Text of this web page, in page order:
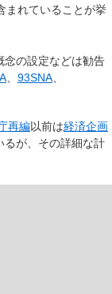
まれていることが挙
念の設定などは勧告
93SNA
再編以前は経済企画
るが、その詳細な計